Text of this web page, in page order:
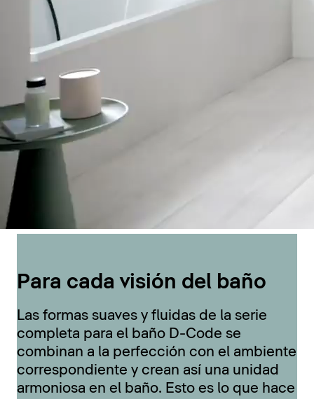
Para cada visión del baño
Las formas suaves y fluidas de la serie
completa para el baño D-Code se
combinan a la perfección con el ambiente
correspondiente y crean así una unidad
armoniosa en el baño. Esto es lo que hace